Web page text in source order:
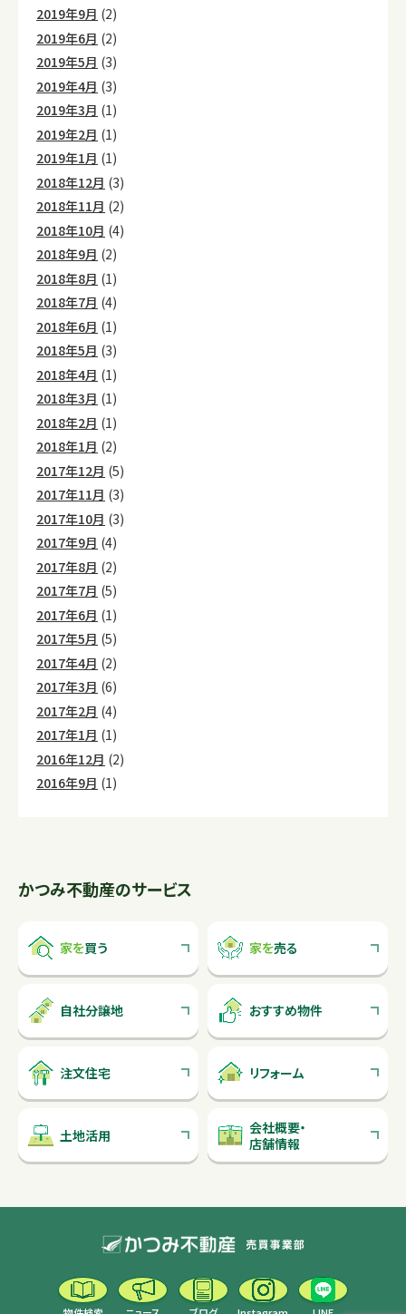
2019年9月 (2)
2019年6月 (2)
2019年5月 (3)
2019年4月 (3)
2019年3月 (1)
2019年2月 (1)
2019年1月 (1)
2018年12月 (3)
2018年11月 (2)
2018年10月 (4)
2018年9月 (2)
2018年8月 (1)
2018年7月 (4)
2018年6月 (1)
2018年5月 (3)
2018年4月 (1)
2018年3月 (1)
2018年2月 (1)
2018年1月 (2)
2017年12月 (5)
2017年11月 (3)
2017年10月 (3)
2017年9月 (4)
2017年8月 (2)
2017年7月 (5)
2017年6月 (1)
2017年5月 (5)
2017年4月 (2)
2017年3月 (6)
2017年2月 (4)
2017年1月 (1)
2016年12月 (2)
2016年9月 (1)
かつみ不動産のサービス
家を買う 家を売る
自社分譲地 おすすめ物件
注文住宅 リフォーム
土地活用 会社概要・
店舗情報